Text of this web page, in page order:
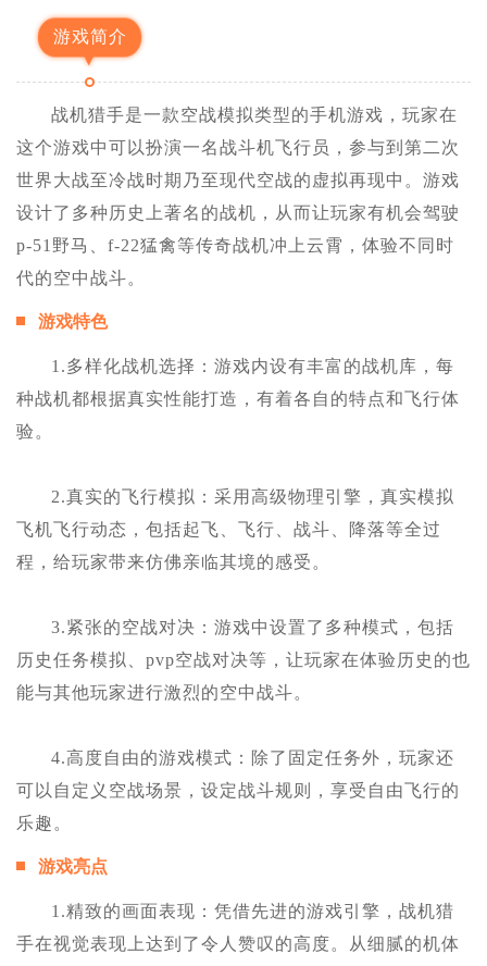
游戏简介
战机猎手是一款空战模拟类型的手机游戏，玩家在
这个游戏中可以扮演一名战斗机飞行员，参与到第二次
世界大战至冷战时期乃至现代空战的虚拟再现中。游戏
设计了多种历史上著名的战机，从而让玩家有机会驾驶
p-51野马、f-22猛禽等传奇战机冲上云霄，体验不同时
代的空中战斗。
游戏特色
1.多样化战机选择：游戏内设有丰富的战机库，每
种战机都根据真实性能打造，有着各自的特点和飞行体
验。
2.真实的飞行模拟：采用高级物理引擎，真实模拟
飞机飞行动态，包括起飞、飞行、战斗、降落等全过
程，给玩家带来仿佛亲临其境的感受。
3.紧张的空战对决：游戏中设置了多种模式，包括
历史任务模拟、pvp空战对决等，让玩家在体验历史的也
能与其他玩家进行激烈的空中战斗。
4.高度自由的游戏模式：除了固定任务外，玩家还
可以自定义空战场景，设定战斗规则，享受自由飞行的
乐趣。
游戏亮点
1.精致的画面表现：凭借先进的游戏引擎，战机猎
手在视觉表现上达到了令人赞叹的高度。从细腻的机体